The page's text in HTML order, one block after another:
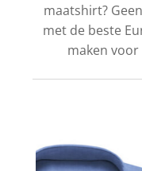
maatshirt?
met de beste
maken